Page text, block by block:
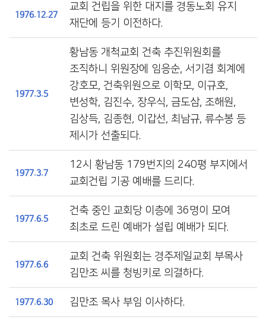
1976.12.27
교회 건립을 위한 대지를 경동노회 유지
재단에 등기 이전하다.
1977.3.5
황남동 개척교회 건축 추진위원회를
조직하니 위원장에 임응순, 서기겸 회계에
강호모, 건축위원으로 이학모, 이규호,
변성학, 김진수, 장우식, 금도삼, 조해원,
김상득, 김종현, 이갑선, 최남규, 류수봉 등
제시가 선출되다.
1977.3.7
12시 황남동 179번지의 240평 부지에서
교회건립 기공 예배를 드리다.
1977.6.5
건축 중인 교회당 이층에 36명이 모여
최초로 드린 예배가 설립 예배가 되다.
1977.6.6
교회 건축 위원회는 경주제일교회 부목사
김만조 씨를 청빙키로 의결하다.
1977.6.30 김만조 목사 부임 이사하다.